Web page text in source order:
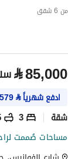
⃁85,000
ادفع شهرياً⃁
شقة 3
مساحات صُممت